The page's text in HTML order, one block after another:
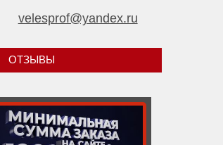
velesprof@yandex.ru
ОТЗЫВЫ